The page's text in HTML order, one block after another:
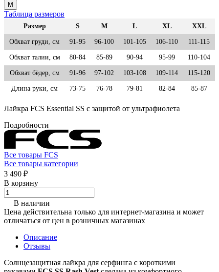
M
Таблица размеров
Размер S M L XL XXL
Обхват груди, см 91-95 96-100 101-105 106-110 111-115
Обхват талии, см 80-84 85-89 90-94 95-99 110-104
Обхват бёдер, см 91-96 97-102 103-108 109-114 115-120
Длина руки, см 73-75 76-78 79-81 82-84 85-87
Лайкра FCS Essential SS с защитой от ультрафиолета
Подробности
Все товары FCS
Все товары категории
3 490 ₽
В корзину
В наличии
Цена действительна только для интернет-магазина и может
отличаться от цен в розничных магазинах
Описание
Отзывы
Солнцезащитная лайкра для серфинга с короткими